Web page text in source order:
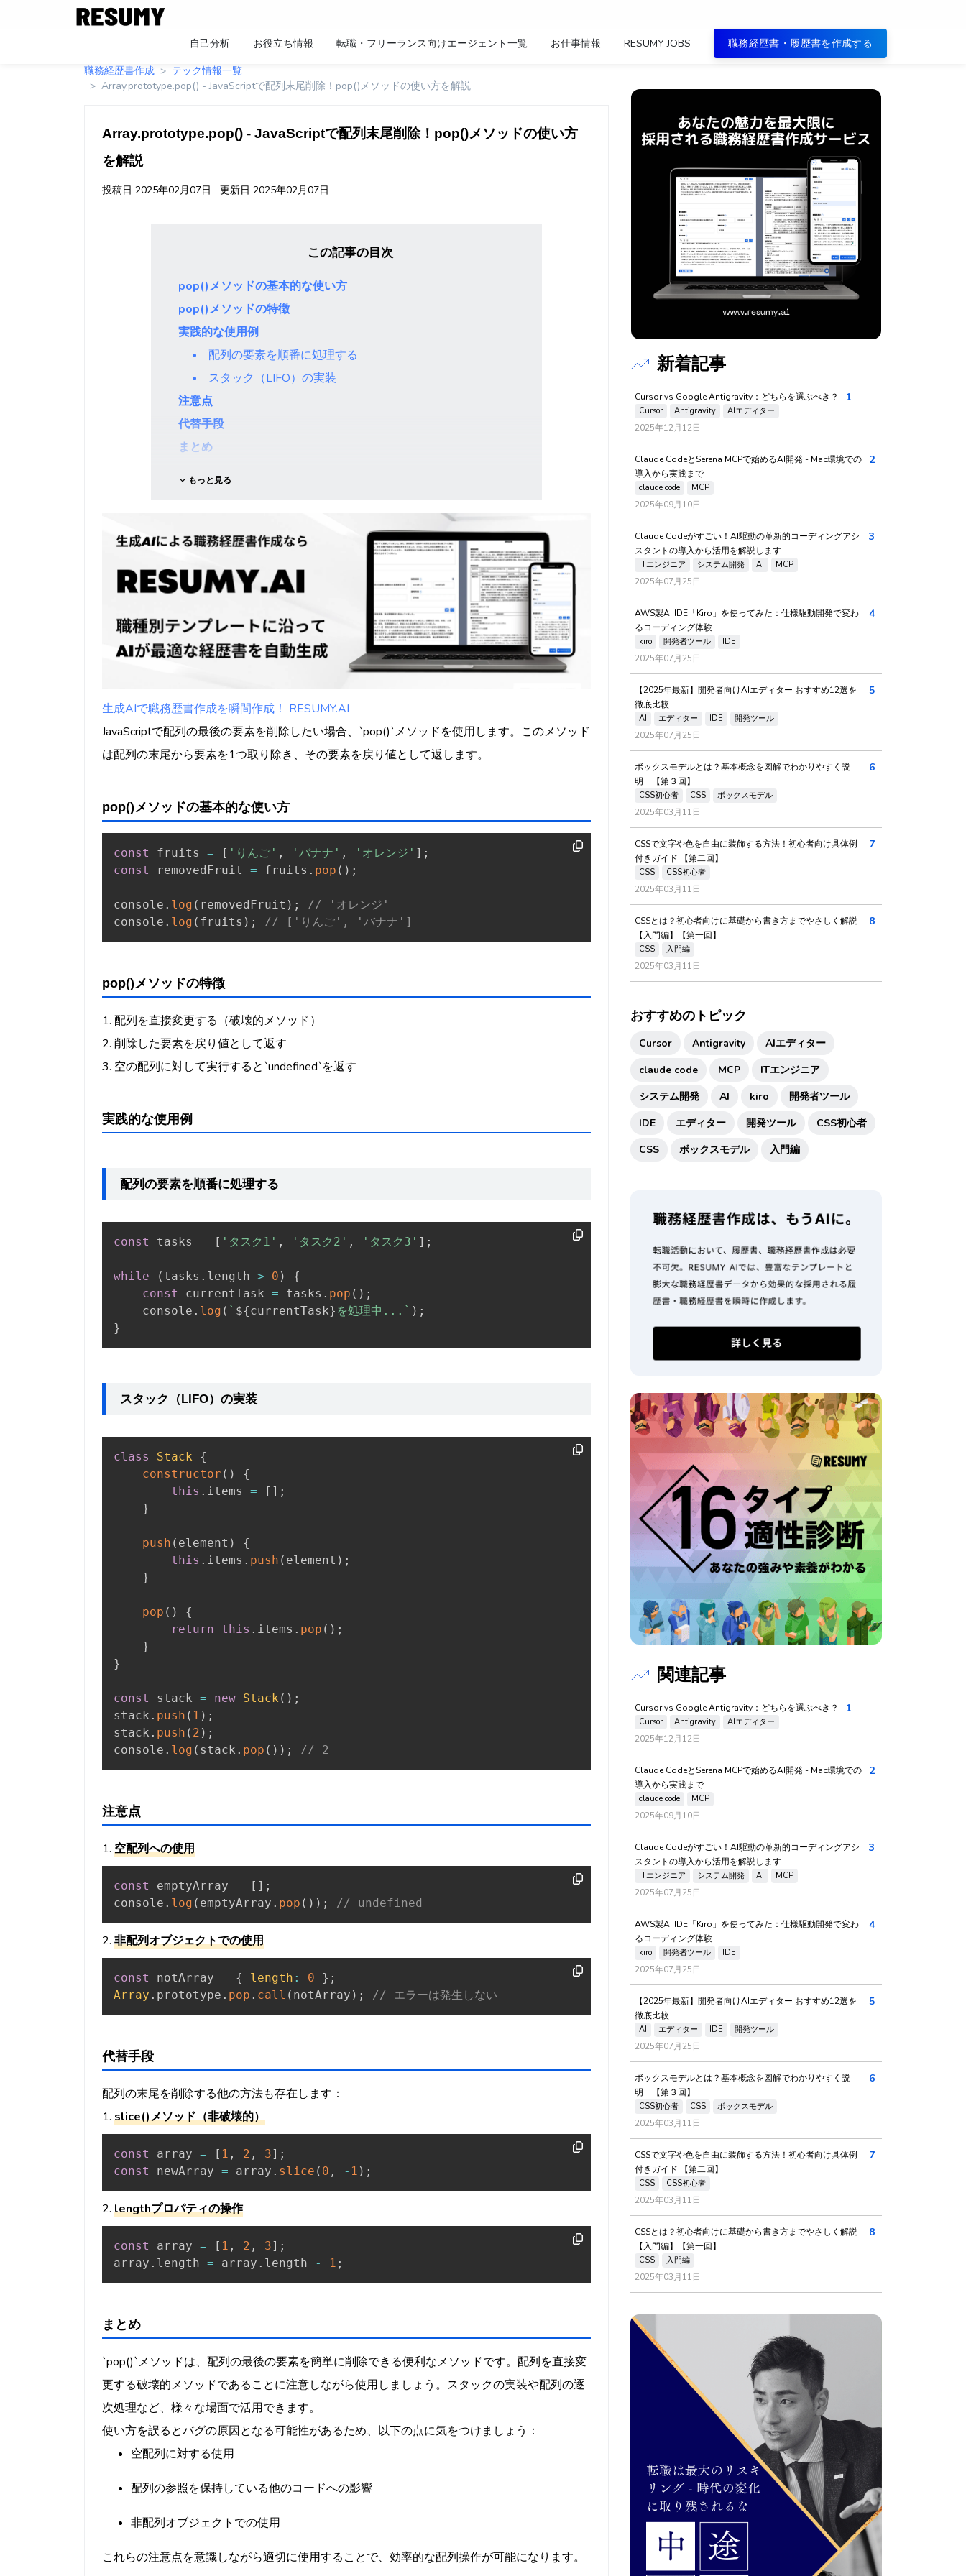
自己分析 お役立ち情報 転職・フリーランス向けエージェント一覧 お仕事情報 RESUMY JOBS
職務経歴書・履歴書を作成する
職務経歴書作成
テック情報一覧
Array.prototype.pop() - JavaScriptで配列末尾削除！pop()メソッドの使い方を解説
Array.prototype.pop() - JavaScriptで配列末尾削除！pop()メソッドの使い方
を解説
投稿日 2025年02月07日 更新日 2025年02月07日
この記事の目次
pop()メソッドの基本的な使い方
pop()メソッドの特徴
実践的な使用例
配列の要素を順番に処理する
スタック（LIFO）の実装
注意点
代替手段
まとめ
もっと見る
生成AIで職務歴書作成を瞬間作成！ RESUMY.AI
JavaScriptで配列の最後の要素を削除したい場合、`pop()`メソッドを使用します。このメソッド
は配列の末尾から要素を1つ取り除き、その要素を戻り値として返します。
pop()メソッドの基本的な使い方
const fruits = [ 'りんご' , 'バナナ' , 'オレンジ' ] ;
const
removedFruit = fruits . pop ( ) ;
console . log ( removedFruit ) ;
// 'オレンジ'
console . log ( fruits ) ; // ['りんご', 'バナナ']
pop()メソッドの特徴
1. 配列を直接変更する（破壊的メソッド）
2. 削除した要素を戻り値として返す
3. 空の配列に対して実行すると`undefined`を返す
実践的な使用例
配列の要素を順番に処理する
const tasks = [ 'タスク1' , 'タスク2' , 'タスク3' ] ;
while ( tasks . length > 0 )
{
const
currentTask = tasks . pop ( ) ;
    console
. log ( ` ${currentTask} を処理中... ` ) ;
}
スタック（LIFO）の実装
class Stack
{
constructor ( )
{
this . items = [ ] ;
}
push ( element )
{
this . items . push ( element ) ;
}
pop ( )
{
return
this . items . pop ( ) ;
}
}
const stack = new Stack ( ) ;
stack . push ( 1 ) ;
stack . push ( 2 ) ;
console . log ( stack . pop ( ) ) ; // 2
注意点
1. 空配列への使用
const emptyArray = [ ] ;
console . log ( emptyArray . pop ( ) ) ; // undefined
2. 非配列オブジェクトでの使用
const notArray = { length : 0 } ;
Array . prototype . pop . call ( notArray ) ; // エラーは発生しない
代替手段
配列の末尾を削除する他の方法も存在します：
1. slice()メソッド（非破壊的）
const array = [ 1 , 2 , 3] ;
const
newArray = array . slice ( 0 , - 1 ) ;
2. lengthプロパティの操作
const array = [ 1 , 2 , 3] ;
array . length = array . length - 1 ;
まとめ
`pop()`メソッドは、配列の最後の要素を簡単に削除できる便利なメソッドです。配列を直接変
更する破壊的メソッドであることに注意しながら使用しましょう。スタックの実装や配列の逐
次処理など、様々な場面で活用できます。
使い方を誤るとバグの原因となる可能性があるため、以下の点に気をつけましょう：
空配列に対する使用
配列の参照を保持している他のコードへの影響
非配列オブジェクトでの使用
これらの注意点を意識しながら適切に使用することで、効率的な配列操作が可能になります。
新着記事
Cursor vs Google Antigravity：どちらを選ぶべき？
Cursor Antigravity AIエディター
2025年12月12日
1
Claude CodeとSerena MCPで始めるAI開発 - Mac環境での
導入から実践まで
claude code MCP
2025年09月10日
2
Claude Codeがすごい！AI駆動の革新的コーディングアシ
スタントの導入から活用を解説します
ITエンジニア システム開発 AI MCP
2025年07月25日
3
AWS製AI IDE「Kiro」を使ってみた：仕様駆動開発で変わ
るコーディング体験
kiro 開発者ツール IDE
2025年07月25日
4
【2025年最新】開発者向けAIエディター おすすめ12選を
徹底比較
AI エディター IDE 開発ツール
2025年07月25日
5
ボックスモデルとは？基本概念を図解でわかりやすく説
明 【第３回】
CSS初心者 CSS ボックスモデル
2025年03月11日
6
CSSで文字や色を自由に装飾する方法！初心者向け具体例
付きガイド 【第二回】
CSS CSS初心者
2025年03月11日
7
CSSとは？初心者向けに基礎から書き方までやさしく解説
【入門編】【第一回】
CSS 入門編
2025年03月11日
8
おすすめのトピック
Cursor Antigravity
AIエディター
claude code
MCP
ITエンジニア
システム開発
AI kiro
開発者ツール
IDE
エディター 開発ツール
CSS初心者
CSS
ボックスモデル 入門編
関連記事
Cursor vs Google Antigravity：どちらを選ぶべき？
Cursor Antigravity AIエディター
2025年12月12日
1
Claude CodeとSerena MCPで始めるAI開発 - Mac環境での
導入から実践まで
claude code MCP
2025年09月10日
2
Claude Codeがすごい！AI駆動の革新的コーディングアシ
スタントの導入から活用を解説します
ITエンジニア システム開発 AI MCP
2025年07月25日
3
AWS製AI IDE「Kiro」を使ってみた：仕様駆動開発で変わ
るコーディング体験
kiro 開発者ツール IDE
2025年07月25日
4
【2025年最新】開発者向けAIエディター おすすめ12選を
徹底比較
AI エディター IDE 開発ツール
2025年07月25日
5
ボックスモデルとは？基本概念を図解でわかりやすく説
明 【第３回】
CSS初心者 CSS ボックスモデル
2025年03月11日
6
CSSで文字や色を自由に装飾する方法！初心者向け具体例
付きガイド 【第二回】
CSS CSS初心者
2025年03月11日
7
CSSとは？初心者向けに基礎から書き方までやさしく解説
【入門編】【第一回】
CSS 入門編
2025年03月11日
8